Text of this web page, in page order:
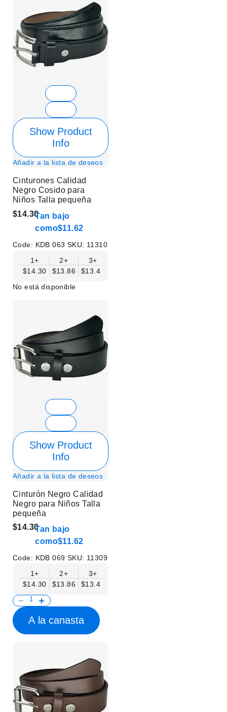
Show Product
Info
Añadir a la lista de deseos
Cinturones Calidad
Negro Cosido para
Niños Talla pequeña
$14.30Tan bajo
como$11.62
Code: KDB 063 SKU: 11310
1+
$14.30
2+
$13.86
3+
$13.41
No está disponible
Show Product
Info
Añadir a la lista de deseos
Cinturón Negro Calidad
Negro para Niños Talla
pequeña
$14.30Tan bajo
como$11.62
Code: KDB 069 SKU: 11309
1+
$14.30
2+
$13.86
3+
$13.41
A la canasta